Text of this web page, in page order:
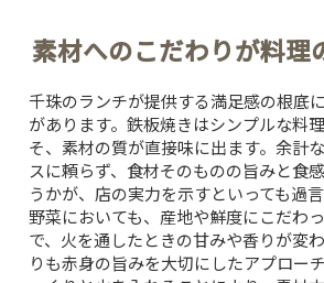
素材へのこだわりが料理
千珠のランチが提供する満足感の根底
があります。鉄板焼きはシンプルな料
そ、素材の質が直接味に出ます。余計
スに頼らず、食材そのものの旨みと食
うかが、店の実力を示すといっても過
野菜においても、産地や鮮度にこだわ
で、火を通したときの甘みや香りが変
りも赤身の旨みを大切にしたアプロー